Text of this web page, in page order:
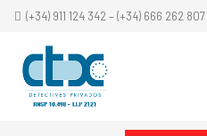
(+34) 911 124 342 – (+34) 666 262 807